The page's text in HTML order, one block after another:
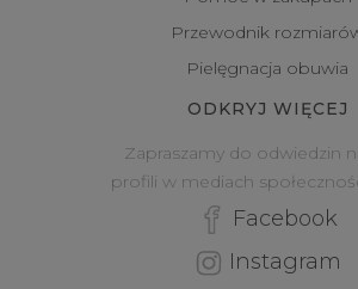
Przewodnik
Pielęgnacja obuwia
ODKRYJ WIĘCEJ
Zapraszamy do odwiedzin
profili w mediach
Facebook
Instagram